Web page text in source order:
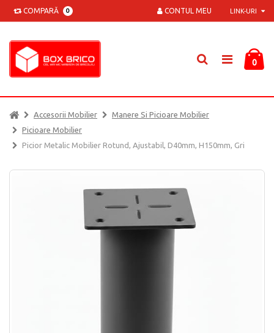
COMPARĂ 0 LINK-URI
CONTUL MEU
0
Accesorii Mobilier
Manere Si Picioare Mobilier
Picioare Mobilier
Picior Metalic Mobilier Rotund, Ajustabil, D40mm, H150mm, Gri